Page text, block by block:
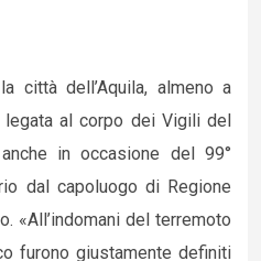
città dell’Aquila, almeno a
legata al corpo dei Vigili del
in occasione del 99°
dal capoluogo di Regione
«All’indomani del terremoto
furono giustamente definiti